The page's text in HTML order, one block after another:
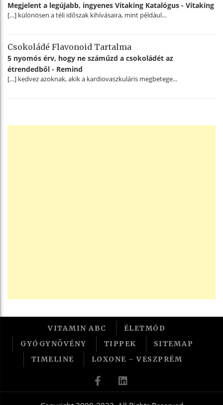
Megjelent a legújabb, ingyenes Vitaking Katalógus - Vitaking
[…] különösen a téli időszak kihívásaira, mint például...
Csokoládé Flavonoid Tartalma
5 nyomós érv, hogy ne száműzd a csokoládét az
étrendedből - Remind
[…] kedvez azoknak, akik a kardiovaszkuláris megbetege...
VITAMIN ABC
ÉLETMÓD
GYÓGYNÖVÉNY
TIPPEK
SITEMAP
TIMELINE
LOXONE – VESZPRÉM